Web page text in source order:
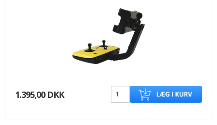
1.395,00 DKK